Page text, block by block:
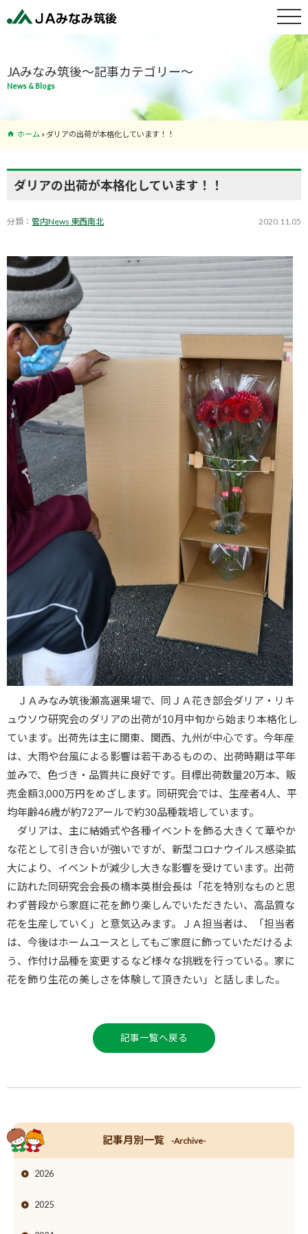
特産物紹介
サービス案
支店･ATM
JAみなみ筑後～記事カテゴリー～
News & Blogs
ホーム » ダリアの出荷が本格化しています！！
ダリアの出荷が本格化しています！！
分類： 管内News 東西南北 2020.11.05
ＪＡみなみ筑後瀬高選果場で、同ＪＡ花き部会ダリア・リキ
ュウソウ研究会のダリアの出荷が10月中旬から始まり本格化し
ています。出荷先は主に関東、関西、九州が中心です。今年産
は、大雨や台風による影響は若干あるものの、出荷時期は平年
並みで、色づき・品質共に良好です。目標出荷数量20万本、販
売金額3,000万円をめざします。同研究会では、生産者4人、平
均年齢46歳が約72アールで約30品種栽培しています。
ダリアは、主に結婚式や各種イベントを飾る大きくて華やか
な花として引き合いが強いですが、新型コロナウイルス感染拡
大により、イベントが減少し大きな影響を受けています。出荷
に訪れた同研究会会長の橋本英樹会長は「花を特別なものと思
わず普段から家庭に花を飾り楽しんでいただきたい、高品質な
花を生産していく」と意気込みます。ＪＡ担当者は、「担当者
は、今後はホームユースとしてもご家庭に飾っていただけるよ
う、作付け品種を変更するなど様々な挑戦を行っている。家に
花を飾り生花の美しさを体験して頂きたい」と話しました。
記事一覧へ戻る
記事月別一覧 -Archive-
2026
2025